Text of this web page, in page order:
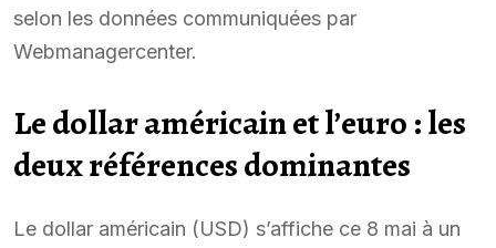
selon les données communiquées par
Webmanagercenter.
Le dollar américain et l’euro : les
deux références dominantes
Le dollar américain (USD) s’affiche ce 8 mai à un